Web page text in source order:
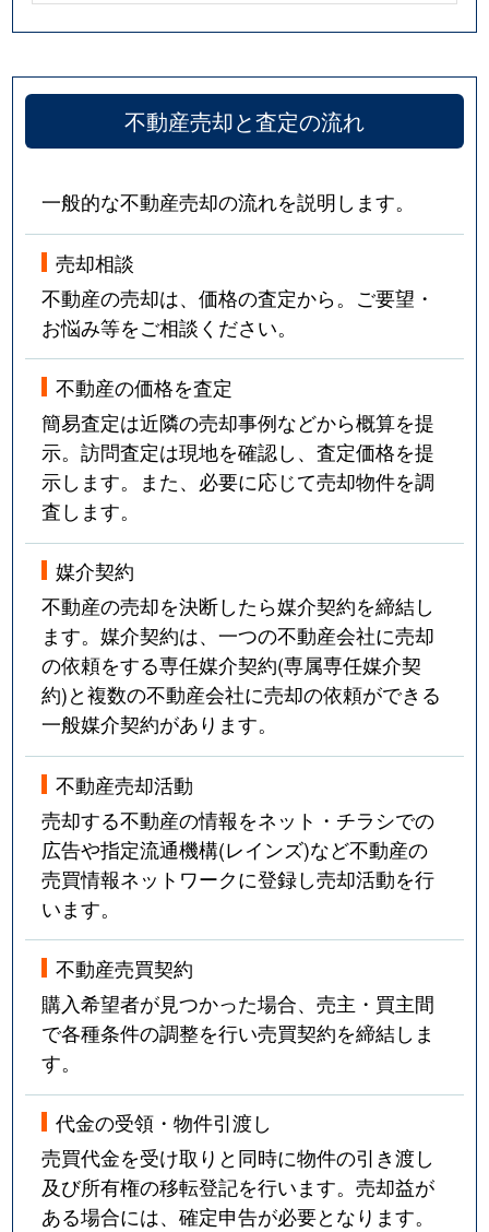
不動産売却と査定の流れ
一般的な不動産売却の流れを説明します。
売却相談
不動産の売却は、価格の査定から。ご要望・
お悩み等をご相談ください。
不動産の価格を査定
簡易査定は近隣の売却事例などから概算を提
示。訪問査定は現地を確認し、査定価格を提
示します。また、必要に応じて売却物件を調
査します。
媒介契約
不動産の売却を決断したら媒介契約を締結し
ます。媒介契約は、一つの不動産会社に売却
の依頼をする専任媒介契約(専属専任媒介契
約)と複数の不動産会社に売却の依頼ができる
一般媒介契約があります。
不動産売却活動
売却する不動産の情報をネット・チラシでの
広告や指定流通機構(レインズ)など不動産の
売買情報ネットワークに登録し売却活動を行
います。
不動産売買契約
購入希望者が見つかった場合、売主・買主間
で各種条件の調整を行い売買契約を締結しま
す。
代金の受領・物件引渡し
売買代金を受け取りと同時に物件の引き渡し
及び所有権の移転登記を行います。売却益が
ある場合には、確定申告が必要となります。